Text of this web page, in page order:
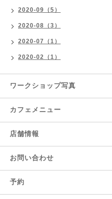
2020-09（5）
2020-08（3）
2020-07（1）
2020-02（1）
ワークショップ写真
カフェメニュー
店舗情報
お問い合わせ
予約